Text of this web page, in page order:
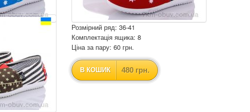
Розмірний ряд: 36-41
Комплектація ящика: 8
Ціна за пару: 60 грн.
В КОШИК 480 грн.